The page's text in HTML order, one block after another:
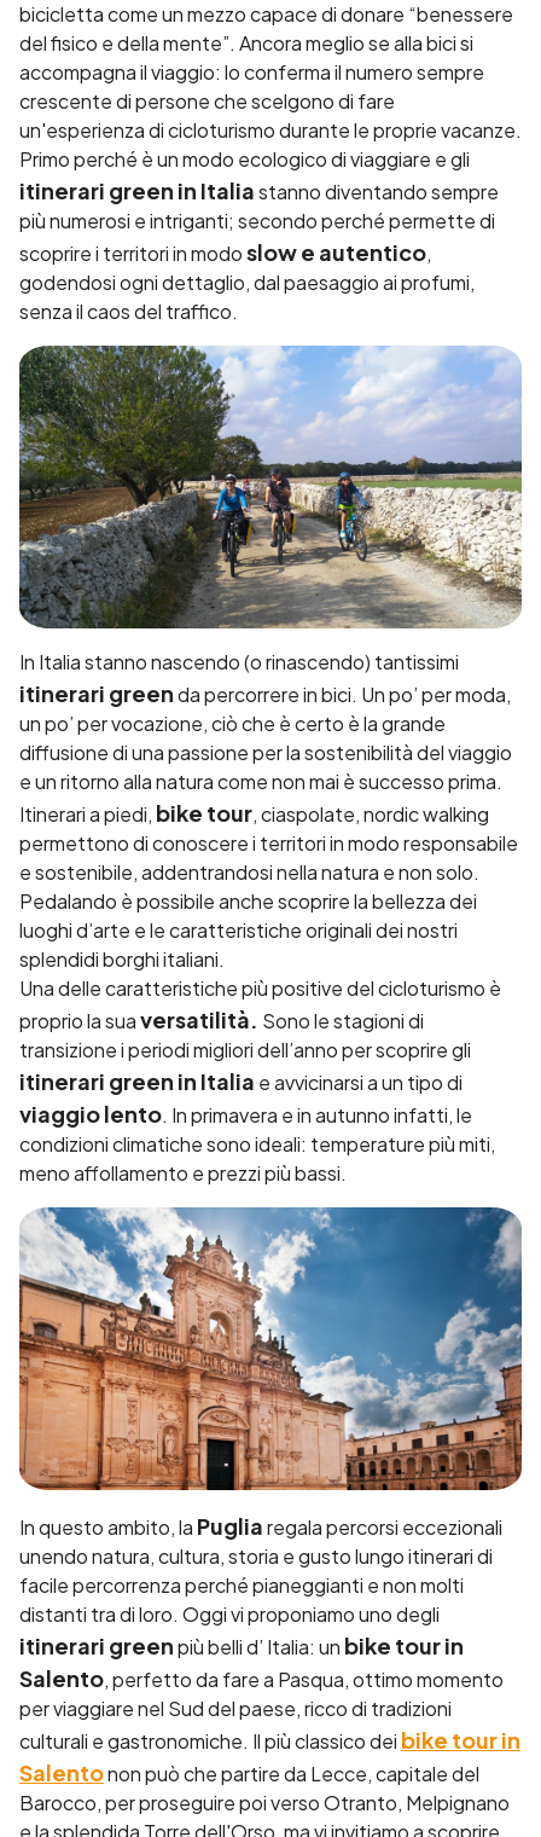
bicicletta come un mezzo capace di donare “benessere
del fisico e della mente”. Ancora meglio se alla bici si
accompagna il viaggio: lo conferma il numero sempre
crescente di persone che scelgono di fare
un'esperienza di cicloturismo durante le proprie vacanze.
Primo perché è un modo ecologico di viaggiare e gli
itinerari green in Italiastanno diventando sempre
più numerosi e intriganti; secondo perché permette di
scoprire i territori in modoslow e autentico,
godendosi ogni dettaglio, dal paesaggio ai profumi,
senza il caos del traffico.
In Italia stanno nascendo (o rinascendo) tantissimi
itinerari greenda percorrere in bici. Un po’ per moda,
un po’ per vocazione, ciò che è certo è la grande
diffusione di una passione per la sostenibilità del viaggio
e un ritorno alla natura come non mai è successo prima.
Itinerari a piedi, bike tour, ciaspolate, nordic walking
permettono di conoscere i territori in modo responsabile
e sostenibile, addentrandosi nella natura e non solo.
Pedalando è possibile anche scoprire la bellezza dei
luoghi d’arte e le caratteristiche originali dei nostri
splendidi borghi italiani.
Una delle caratteristiche più positive del cicloturismo è
proprio la suaversatilità. Sono le stagioni di
transizione i periodi migliori dell’anno per scoprire gli
itinerari green in Italia e avvicinarsi a un tipo di
viaggio lento. In primavera e in autunno infatti, le
condizioni climatiche sono ideali: temperature più miti,
meno affollamento e prezzi più bassi.
In questo ambito, la Pugliaregala percorsi eccezionali
unendo natura, cultura, storia e gusto lungo itinerari di
facile percorrenza perché pianeggianti e non molti
distanti tra di loro. Oggi vi proponiamo uno degli
itinerari greenpiù belli d’ Italia: un bike tour in
Salento, perfetto da fare a Pasqua, ottimo momento
per viaggiare nel Sud del paese, ricco di tradizioni
culturali e gastronomiche. Il più classico dei bike tour in
Salentonon può che partire da Lecce, capitale del
Barocco, per proseguire poi verso Otranto, Melpignano
e la splendida Torre dell'Orso, ma vi invitiamo a scoprire